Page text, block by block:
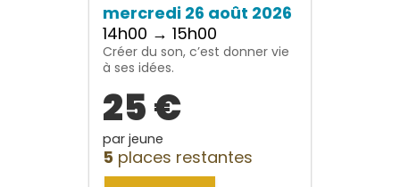
mercredi 26 août 2026
14h00 → 15h00
Créer du son, c’est donner vie
à ses idées.
25 €
par jeune
5 places restantes